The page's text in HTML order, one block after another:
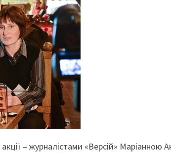
– журналістами «Версій» Маріанною